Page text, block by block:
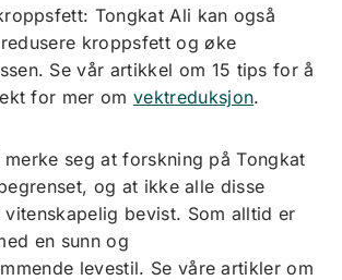
Tongkat Ali kan også
kroppsfett og øke
Se vår artikkel om 15 tips for å
for mer omvektreduksjon.
seg at forskning på Tongkat
og at ikke alle disse
vitenskapelig bevist. Som alltid er
en sunn og
levestil. Se våre artikler om